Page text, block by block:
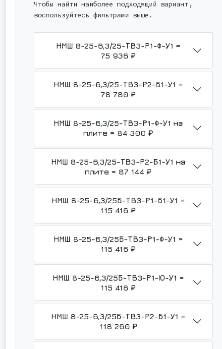
Чтобы найти наиболее подходящий вариант,
воспользуйтесь фильтрами выше.
НМШ 8-25-6,3/25-ТВ3-Р1-Ф-У1 =
75 936 ₽
НМШ 8-25-6,3/25-ТВ3-Р2-Б1-У1 =
78 780 ₽
НМШ 8-25-6,3/25-ТВ3-Р1-Ф-У1 на
плите = 84 300 ₽
НМШ 8-25-6,3/25-ТВ3-Р2-Б1-У1 на
плите = 87 144 ₽
НМШ 8-25-6,3/25Б-ТВ3-Р1-Б1-У1 =
115 416 ₽
НМШ 8-25-6,3/25Б-ТВ3-Р1-Ф-У1 =
115 416 ₽
НМШ 8-25-6,3/25Б-ТВ3-Р1-Ю-У1 =
115 416 ₽
НМШ 8-25-6,3/25Б-ТВ3-Р2-Б1-У1 =
118 260 ₽